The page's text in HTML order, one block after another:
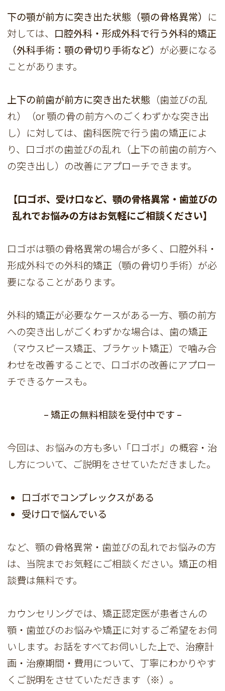
下の顎が前方に突き出た状態（顎の骨格異常） に
対しては、 口腔外科・形成外科で行う外科的矯正
（外科手術：顎の骨切り手術など） が必要になる
ことがあります。
上下の前歯が前方に突き出た状態 （歯並びの乱
れ）（or 顎の骨の前方へのごくわずかな突き出
し）に対しては、歯科医院で行う歯の矯正によ
り、口ゴボの歯並びの乱れ（上下の前歯の前方へ
の突き出し）の改善にアプローチできます。
【口ゴボ、受け口など、顎の骨格異常・歯並びの
乱れでお悩みの方はお気軽にご相談ください】
口ゴボは顎の骨格異常の場合が多く、口腔外科・
形成外科での外科的矯正（顎の骨切り手術）が必
要になることがあります。
外科的矯正が必要なケースがある一方、顎の前方
への突き出しがごくわずかな場合は、歯の矯正
（マウスピース矯正、ブラケット矯正）で噛み合
わせを改善することで、口ゴボの改善にアプロー
チできるケースも。
– 矯正の無料相談を受付中です –
今回は、お悩みの方も多い「口ゴボ」の概容・治
し方について、ご説明をさせていただきました。
口ゴボでコンプレックスがある
受け口で悩んでいる
など、顎の骨格異常・歯並びの乱れでお悩みの方
は、当院までお気軽にご相談ください。矯正の相
談費は無料です。
カウンセリングでは、矯正認定医が患者さんの
顎・歯並びのお悩みや矯正に対するご希望をお伺
いします。お話をすべてお伺いした上で、治療計
画・治療期間・費用について、丁寧にわかりやす
くご説明をさせていただきます（※）。